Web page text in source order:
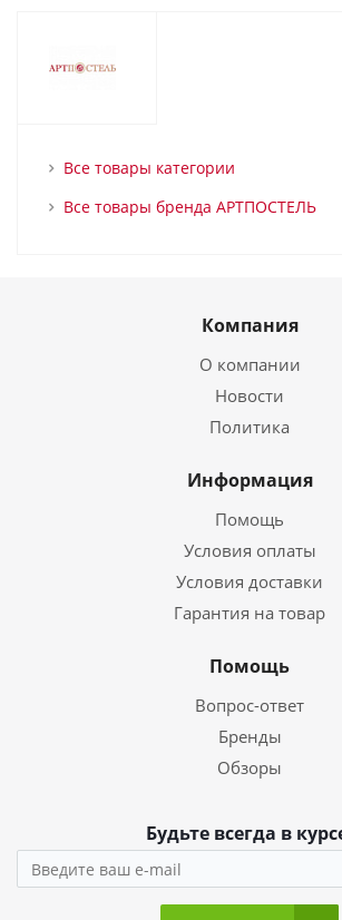
Все товары категории
Все товары бренда АРТПОСТЕЛЬ
Компания
О компании
Новости
Политика
Информация
Помощь
Условия оплаты
Условия доставки
Гарантия на товар
Помощь
Вопрос-ответ
Бренды
Обзоры
Будьте всегда в